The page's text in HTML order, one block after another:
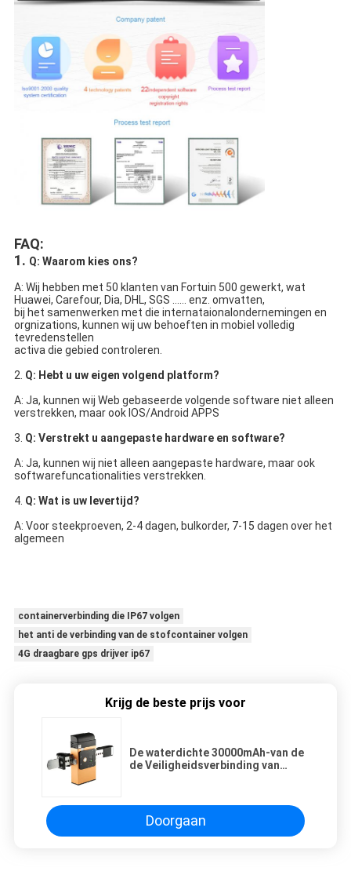
FAQ:
1. Q: Waarom kies ons?
A: Wij hebben met 50 klanten van Fortuin 500 gewerkt, wat
Huawei, Carefour, Dia, DHL, SGS ...... enz. omvatten,
bij het samenwerken met die internataionalondernemingen en
orgnizations, kunnen wij uw behoeften in mobiel volledig
tevredenstellen
activa die gebied controleren.
2. Q: Hebt u uw eigen volgend platform?
A: Ja, kunnen wij Web gebaseerde volgende software niet alleen
verstrekken, maar ook IOS/Android APPS
3. Q: Verstrekt u aangepaste hardware en software?
A: Ja, kunnen wij niet alleen aangepaste hardware, maar ook
softwarefuncationalities verstrekken.
4. Q: Wat is uw levertijd?
A: Voor steekproeven, 2-4 dagen, bulkorder, 7-15 dagen over het
algemeen
containerverbinding die IP67 volgen
het anti de verbinding van de stofcontainer volgen
4G draagbare gps drijver ip67
Krijg de beste prijs voor
De waterdichte 30000mAh-van de
de Veiligheidsverbinding van
Doorgaan